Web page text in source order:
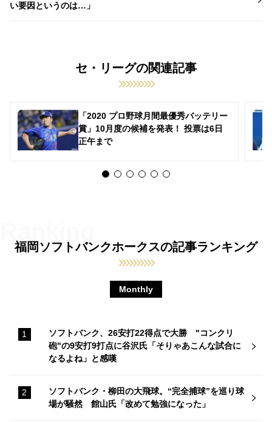
い要因というのは…」
セ・リーグの関連記事
「2020 プロ野球月間最優秀バッテリー
賞」10月度の候補を発表！ 投票は6日
正午まで
福岡ソフトバンクホークスの記事ランキング
Monthly
ソフトバンク、26安打22得点で大勝 "コンクリ
砲"の9安打9打点に谷沢氏「そりゃあこんな試合に
なるよね」と感嘆
ソフトバンク・柳田の大飛球。“完全捕球”を巡り球
場が騒然 館山氏「改めて勉強になった」